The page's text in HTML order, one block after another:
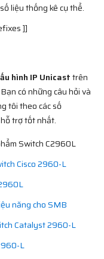
liệu thống kê cụ thể.
]]
hình IP Unicasttrên
có những câu hỏi và
tôi theo các số
trợ tốt nhất.
Switch C2960L
Cisco 2960-L
năng cho SMB
Catalyst 2960-L
L